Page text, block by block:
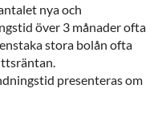
nya och
över 3 månader ofta
stora bolån ofta
presenteras om